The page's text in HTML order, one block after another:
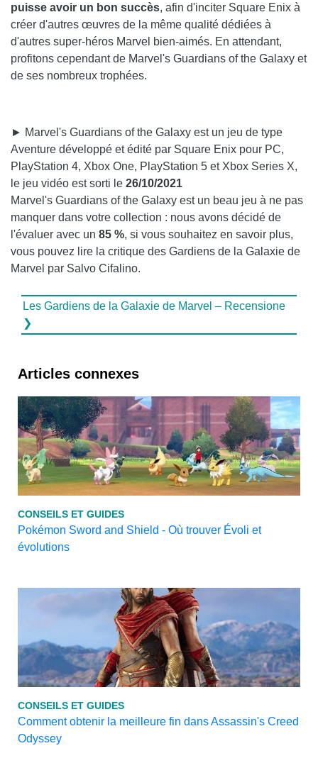
puisse avoir un bon succès, afin d'inciter Square Enix à
créer d'autres œuvres de la même qualité dédiées à
d'autres super-héros Marvel bien-aimés. En attendant,
profitons cependant de Marvel's Guardians of the Galaxy et
de ses nombreux trophées.
► Marvel's Guardians of the Galaxy est un jeu de type
Aventure développé et édité par Square Enix pour PC,
PlayStation 4, Xbox One, PlayStation 5 et Xbox Series X,
le jeu vidéo est sorti le 26/10/2021
Marvel's Guardians of the Galaxy est un beau jeu à ne pas
manquer dans votre collection : nous avons décidé de
l'évaluer avec un 85 %, si vous souhaitez en savoir plus,
vous pouvez lire la critique des Gardiens de la Galaxie de
Marvel par Salvo Cifalino.
Les Gardiens de la Galaxie de Marvel – Recensione
❯
Articles connexes
CONSEILS ET GUIDES
Pokémon Sword and Shield - Où trouver Évoli et
évolutions
CONSEILS ET GUIDES
Comment obtenir la meilleure fin dans Assassin's Creed
Odyssey